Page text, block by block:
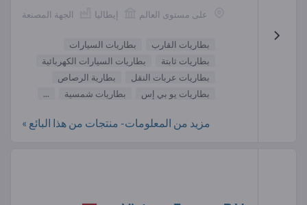
الجهة المصنعة إيطاليا على مستوى العالم
بطاريات القارب
بطاريات السيارات
بطاريات ثابتة
بطاريات السيارات الكهربائية
بطاريات عربات النقل
بطارية الرصاص
بطاريات يو بي إس
بطاريات شمسية ...
مزيد من المعلومات- منتجات من هذا البائع »